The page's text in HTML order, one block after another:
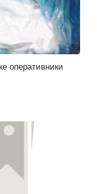
оперативники